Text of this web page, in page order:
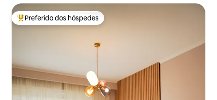
Entre os melhores preferidos dos hóspedes
Preferido dos hóspedes